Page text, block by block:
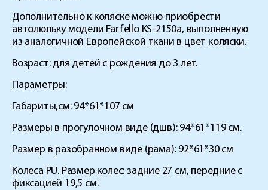
Дополнительно к коляске можно приобрести
автолюльку модели Farfello KS-2150a, выполненную
из аналогичной Европейской ткани в цвет коляски.
Возраст: для детей с рождения до 3 лет.
Параметры:
Габариты,см: 94*61*107 см
Размеры в прогулочном виде (дшв): 94*61*119 см.
Размер в разобранном виде (рама): 92*61*30 см
Колеса PU. Размер колес: задние 27 см, передние с
фиксацией 19,5 см.